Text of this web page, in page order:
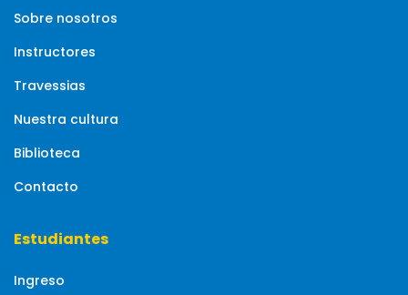
Sobre nosotros
Instructores
Travessias
Nuestra cultura
Biblioteca
Contacto
Estudiantes
Ingreso